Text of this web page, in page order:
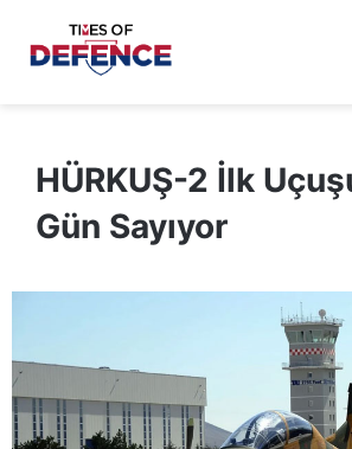
HÜRKUŞ-2 İlk
Gün Sayıyor